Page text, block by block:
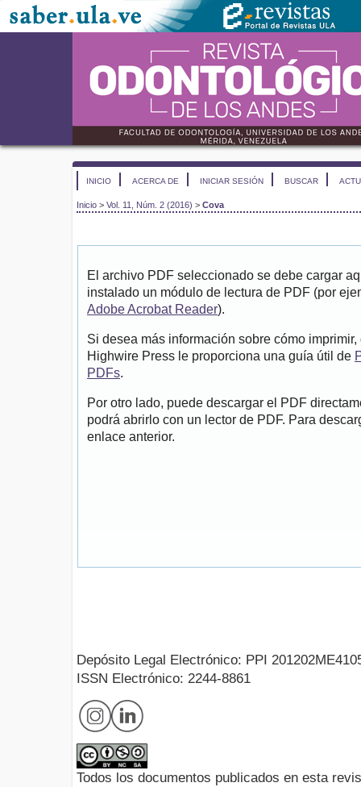
INICIO ACERCA DE INICIAR SESIÓN BUSCAR
Inicio > Vol. 11, Núm. 2 (2016) > Cova
El archivo PDF seleccionado se debe cargar
instalado un módulo de lectura de PDF (por
Adobe Acrobat Reader).
Si desea más información sobre cómo
Highwire Press le proporciona una guía útil de
PDFs.
Por otro lado, puede descargar el PDF
podrá abrirlo con un lector de PDF. Para
enlace anterior.
Depósito Legal Electrónico: PPI
ISSN Electrónico: 2244-8861
Todos los documentos publicados en esta